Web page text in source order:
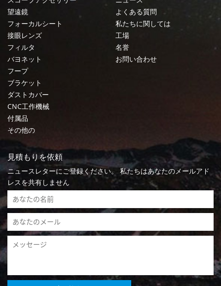
望遠鏡
フォーカルシート
接眼レンズ
フィルタ
バヨネット
フープ
ブラケット
ダストカバー
CNC工作機械
付属品
その他の
よくある質問
私たちに関しては
工場
名誉
お問い合わせ
見積もりを依頼
ニュースレターにご登録ください。 私たちはあなたのメールアド
レスを共有しません